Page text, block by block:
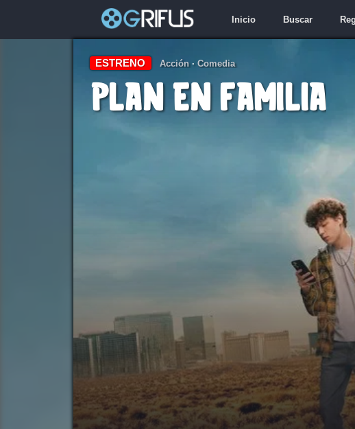
Inicio Buscar
ESTRENO Acción· Comedia
Plan en familia